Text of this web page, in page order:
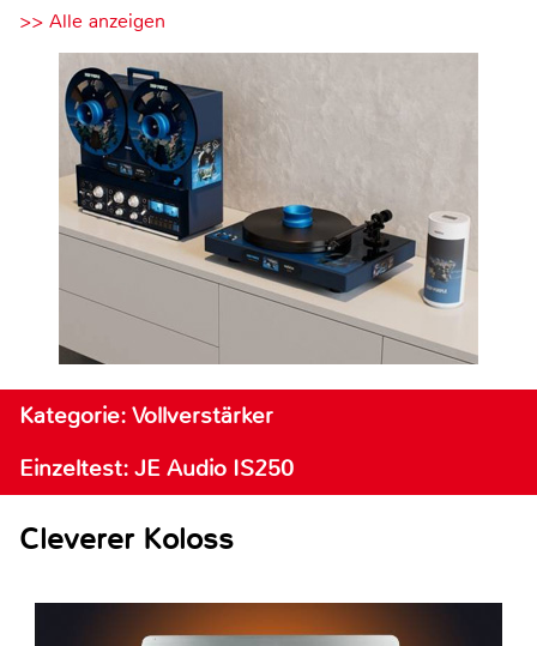
>> Alle anzeigen
Kategorie: Vollverstärker
Einzeltest: JE Audio IS250
Cleverer Koloss